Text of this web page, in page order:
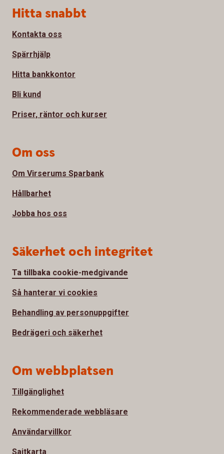
Sidfot
Hitta snabbt
Kontakta oss
Spärrhjälp
Hitta bankkontor
Bli kund
Priser, räntor och kurser
Om oss
Om Virserums Sparbank
Hållbarhet
Jobba hos oss
Säkerhet och integritet
Ta tillbaka cookie-medgivande
Så hanterar vi cookies
Behandling av personuppgifter
Bedrägeri och säkerhet
Om webbplatsen
Tillgänglighet
Rekommenderade webbläsare
Användarvillkor
Sajtkarta